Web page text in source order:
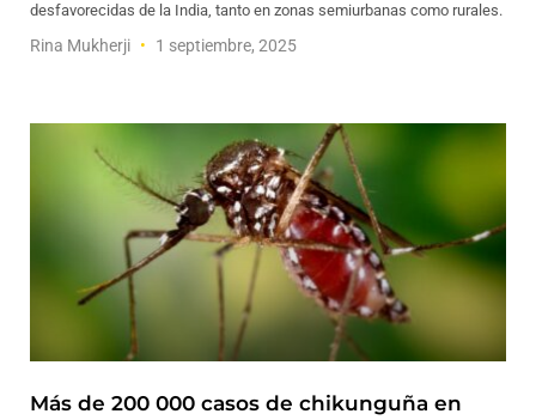
desfavorecidas de la India, tanto en zonas semiurbanas como rurales.
Rina Mukherji 1 septiembre, 2025
Más de 200 000 casos de chikunguña en